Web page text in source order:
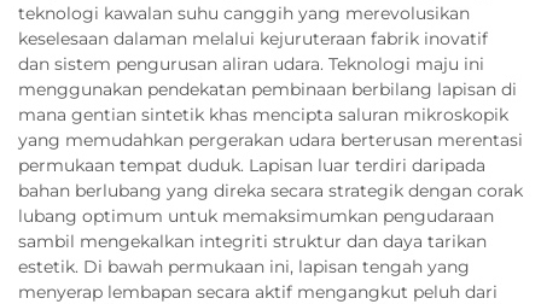
teknologi kawalan suhu canggih yang merevolusikan
keselesaan dalaman melalui kejuruteraan fabrik inovatif
dan sistem pengurusan aliran udara. Teknologi maju ini
menggunakan pendekatan pembinaan berbilang lapisan di
mana gentian sintetik khas mencipta saluran mikroskopik
yang memudahkan pergerakan udara berterusan merentasi
permukaan tempat duduk. Lapisan luar terdiri daripada
bahan berlubang yang direka secara strategik dengan corak
lubang optimum untuk memaksimumkan pengudaraan
sambil mengekalkan integriti struktur dan daya tarikan
estetik. Di bawah permukaan ini, lapisan tengah yang
menyerap lembapan secara aktif mengangkut peluh dari